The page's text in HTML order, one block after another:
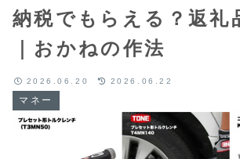
納税でもらえる？返礼
｜おかねの作法
マネー
2026.06.20 2026.06.22